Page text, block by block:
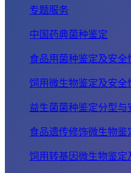
专题服务
中国药典菌种鉴定
食品用菌种鉴定及安全
饲用微生物鉴定及安全
益生菌菌种鉴定分型与
食品遗传修饰微生物鉴
饲用转基因微生物鉴定